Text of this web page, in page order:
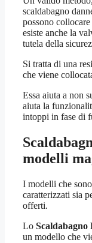
scaldabagno
possono
esiste anche la
tutela della
Si tratta di una
che viene
Essa aiuta a non
aiuta la
intoppi in fase di
modelli
I modelli che
caratterizzati sia
offerti.
Lo
un modello che